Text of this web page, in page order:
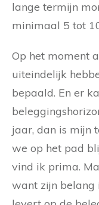
lange termijn
minimaal 5 tot
Op het moment
uiteindelijk
bepaald. En er
jaar, dan is mijn
we op het pad
vind ik prima.
want zijn belang